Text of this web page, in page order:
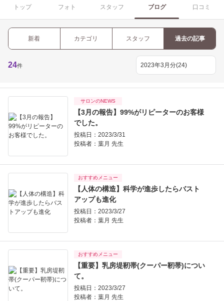
トップ フォト スタッフ ブログ 口コミ
新着 カテゴリ スタッフ 過去の記事
24件
サロンのNEWS
【3月の報告】99%がリピーターのお客様
でした。
投稿日：2023/3/31
投稿者： 葉月 先生
おすすめメニュー
【人体の構造】科学が進歩したらバスト
アップも進化
投稿日：2023/3/27
投稿者： 葉月 先生
おすすめメニュー
【重要】乳房堤靭帯(クーパー靭帯)につい
て。
投稿日：2023/3/27
投稿者： 葉月 先生